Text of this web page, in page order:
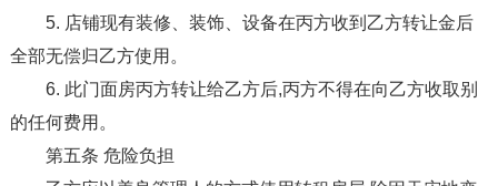
5. 店铺现有装修、装饰、设备在丙方收到乙方转让金后
全部无偿归乙方使用。
6. 此门面房丙方转让给乙方后,丙方不得在向乙方收取别
的任何费用。
第五条 危险负担